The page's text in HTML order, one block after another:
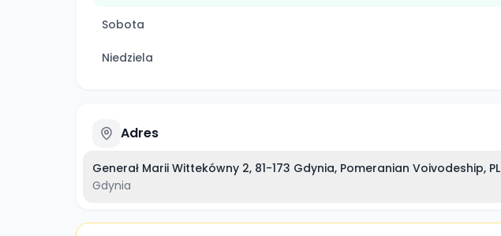
Sobota
Niedziela
Adres
Generał Marii Wittekówny 2, 81-173 Gdynia, Pomeranian Voivodeship, PL
Gdynia